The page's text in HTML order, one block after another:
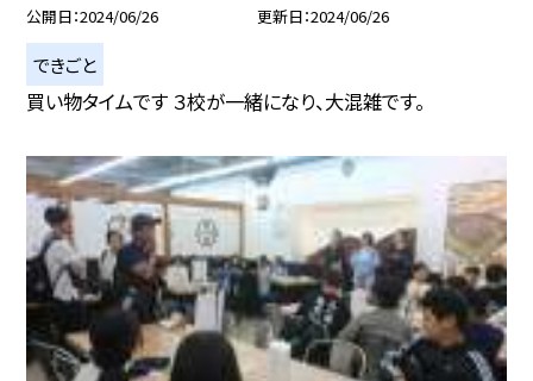
公開日 2024/06/26 更新日 2024/06/26
できごと
買い物タイムです ３校が一緒になり、大混雑です。